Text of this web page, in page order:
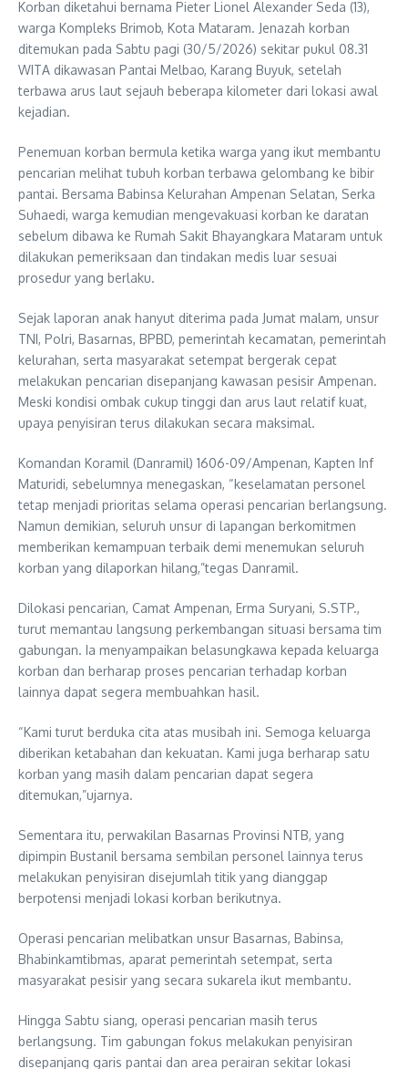
Korban diketahui bernama Pieter Lionel Alexander Seda (13),
warga Kompleks Brimob, Kota Mataram. Jenazah korban
ditemukan pada Sabtu pagi (30/5/2026) sekitar pukul 08.31
WITA dikawasan Pantai Melbao, Karang Buyuk, setelah
terbawa arus laut sejauh beberapa kilometer dari lokasi awal
kejadian.
Penemuan korban bermula ketika warga yang ikut membantu
pencarian melihat tubuh korban terbawa gelombang ke bibir
pantai. Bersama Babinsa Kelurahan Ampenan Selatan, Serka
Suhaedi, warga kemudian mengevakuasi korban ke daratan
sebelum dibawa ke Rumah Sakit Bhayangkara Mataram untuk
dilakukan pemeriksaan dan tindakan medis luar sesuai
prosedur yang berlaku.
Sejak laporan anak hanyut diterima pada Jumat malam, unsur
TNI, Polri, Basarnas, BPBD, pemerintah kecamatan, pemerintah
kelurahan, serta masyarakat setempat bergerak cepat
melakukan pencarian disepanjang kawasan pesisir Ampenan.
Meski kondisi ombak cukup tinggi dan arus laut relatif kuat,
upaya penyisiran terus dilakukan secara maksimal.
Komandan Koramil (Danramil) 1606-09/Ampenan, Kapten Inf
Maturidi, sebelumnya menegaskan, “keselamatan personel
tetap menjadi prioritas selama operasi pencarian berlangsung.
Namun demikian, seluruh unsur di lapangan berkomitmen
memberikan kemampuan terbaik demi menemukan seluruh
korban yang dilaporkan hilang,”tegas Danramil.
Dilokasi pencarian, Camat Ampenan, Erma Suryani, S.STP.,
turut memantau langsung perkembangan situasi bersama tim
gabungan. Ia menyampaikan belasungkawa kepada keluarga
korban dan berharap proses pencarian terhadap korban
lainnya dapat segera membuahkan hasil.
“Kami turut berduka cita atas musibah ini. Semoga keluarga
diberikan ketabahan dan kekuatan. Kami juga berharap satu
korban yang masih dalam pencarian dapat segera
ditemukan,”ujarnya.
Sementara itu, perwakilan Basarnas Provinsi NTB, yang
dipimpin Bustanil bersama sembilan personel lainnya terus
melakukan penyisiran disejumlah titik yang dianggap
berpotensi menjadi lokasi korban berikutnya.
Operasi pencarian melibatkan unsur Basarnas, Babinsa,
Bhabinkamtibmas, aparat pemerintah setempat, serta
masyarakat pesisir yang secara sukarela ikut membantu.
Hingga Sabtu siang, operasi pencarian masih terus
berlangsung. Tim gabungan fokus melakukan penyisiran
disepanjang garis pantai dan area perairan sekitar lokasi